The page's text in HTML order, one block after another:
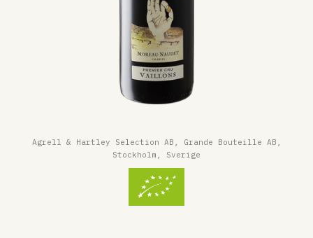
Agrell & Hartley Selection AB, Grande Bouteille AB,
Stockholm, Sverige